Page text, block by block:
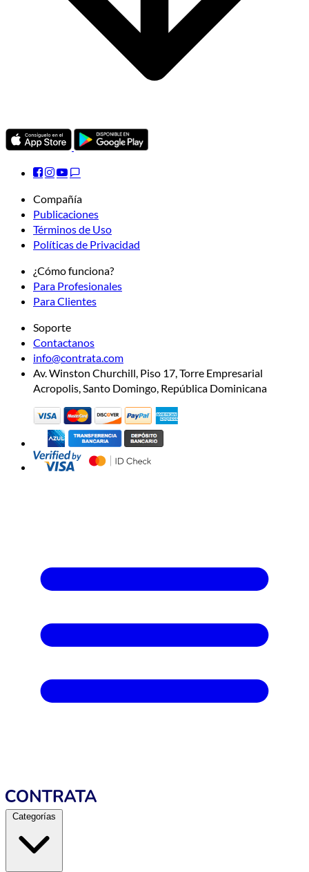
Compañía
Publicaciones
Términos de Uso
Políticas de Privacidad
¿Cómo funciona?
Para Profesionales
Para Clientes
Soporte
Contactanos
info@contrata.com
Av. Winston Churchill, Piso 17, Torre Empresarial
Acropolis, Santo Domingo, República Dominicana
Categorías